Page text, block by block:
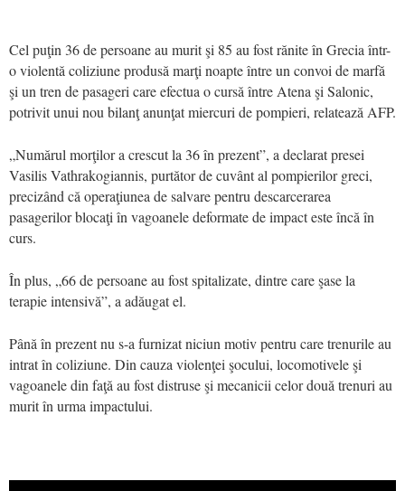
Cel puţin 36 de persoane au murit şi 85 au fost rănite în Grecia într-
o violentă coliziune produsă marţi noapte între un convoi de marfă
şi un tren de pasageri care efectua o cursă între Atena şi Salonic,
potrivit unui nou bilanţ anunţat miercuri de pompieri, relatează AFP.
„Numărul morţilor a crescut la 36 în prezent”, a declarat presei
Vasilis Vathrakogiannis, purtător de cuvânt al pompierilor greci,
precizând că operaţiunea de salvare pentru descarcerarea
pasagerilor blocaţi în vagoanele deformate de impact este încă în
curs.
În plus, „66 de persoane au fost spitalizate, dintre care şase la
terapie intensivă”, a adăugat el.
Până în prezent nu s-a furnizat niciun motiv pentru care trenurile au
intrat în coliziune. Din cauza violenţei şocului, locomotivele şi
vagoanele din faţă au fost distruse şi mecanicii celor două trenuri au
murit în urma impactului.